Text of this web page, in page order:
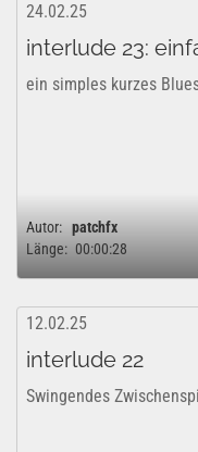
24.02.25
interlude 23:
ein simples kurzes
Autor: patchfx
Länge: 00:00:28
12.02.25
interlude 22
Swingendes